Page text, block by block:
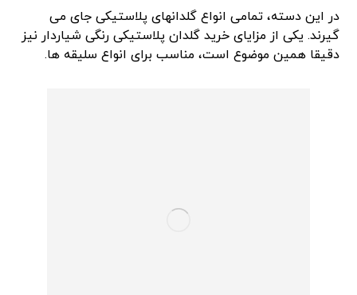
در این دسته، تمامی انواع گلدانهای پلاستیکی جای می
گیرند. یکی از مزایای خرید گلدان پلاستیکی رنگی شیاردار نیز
دقیقا همین موضوع است، مناسب برای انواع سلیقه‌ ها.